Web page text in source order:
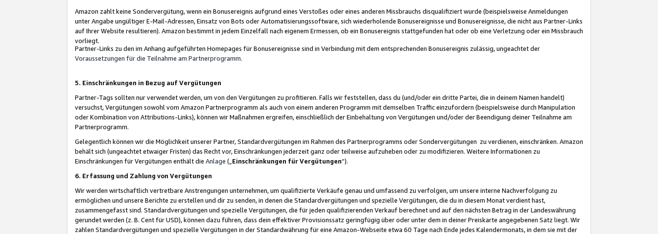
Amazon zahlt keine Sondervergütung, wenn ein Bonusereignis aufgrund eines Verstoßes oder eines anderen Missbrauchs disqualifiziert wurde (beispielsweise Anmeldungen
unter Angabe ungültiger E-Mail-Adressen, Einsatz von Bots oder Automatisierungssoftware, sich wiederholende Bonusereignisse und Bonusereignisse, die nicht aus Partner-Links
auf Ihrer Website resultieren). Amazon bestimmt in jedem Einzelfall nach eigenem Ermessen, ob ein Bonusereignis stattgefunden hat oder ob eine Verletzung oder ein Missbrauch
vorliegt.
Partner-Links zu den im Anhang aufgeführten Homepages für Bonusereignisse sind in Verbindung mit dem entsprechenden Bonusereignis zulässig, ungeachtet der
Voraussetzungen für die Teilnahme am Partnerprogramm.
5. Einschränkungen in Bezug auf Vergütungen
Partner-Tags sollten nur verwendet werden, um von den Vergütungen zu profitieren. Falls wir feststellen, dass du (und/oder ein dritte Partei, die in deinem Namen handelt)
versuchst, Vergütungen sowohl vom Amazon Partnerprogramm als auch von einem anderen Programm mit demselben Traffic einzufordern (beispielsweise durch Manipulation
oder Kombination von Attributions-Links), können wir Maßnahmen ergreifen, einschließlich der Einbehaltung von Vergütungen und/oder der Beendigung deiner Teilnahme am
Partnerprogramm.
Gelegentlich können wir die Möglichkeit unserer Partner, Standardvergütungen im Rahmen des Partnerprogramms oder Sondervergütungen zu verdienen, einschränken. Amazon
behält sich (ungeachtet etwaiger Fristen) das Recht vor, Einschränkungen jederzeit ganz oder teilweise aufzuheben oder zu modifizieren. Weitere Informationen zu
Einschränkungen für Vergütungen enthält die Anlage („ Einschränkungen für Vergütungen“).
6. Erfassung und Zahlung von Vergütungen
Wir werden wirtschaftlich vertretbare Anstrengungen unternehmen, um qualifizierte Verkäufe genau und umfassend zu verfolgen, um unsere interne Nachverfolgung zu
ermöglichen und unsere Berichte zu erstellen und dir zu senden, in denen die Standardvergütungen und spezielle Vergütungen, die du in diesem Monat verdient hast,
zusammengefasst sind. Standardvergütungen und spezielle Vergütungen, die für jeden qualifizierenden Verkauf berechnet und auf den nächsten Betrag in der Landeswährung
gerundet werden (z. B. Cent für USD), können dazu führen, dass dein effektiver Provisionssatz geringfügig über oder unter dem in deiner Preiskarte angegebenen Satz liegt. Wir
zahlen Standardvergütungen und spezielle Vergütungen in der Standardwährung für eine Amazon-Webseite etwa 60 Tage nach Ende jedes Kalendermonats, in dem sie mit der